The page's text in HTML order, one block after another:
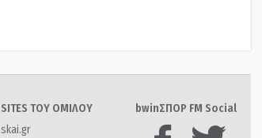
SITES ΤΟΥ ΟΜΙΛΟΥ
skai.gr
bwinΣΠΟΡ FM Social